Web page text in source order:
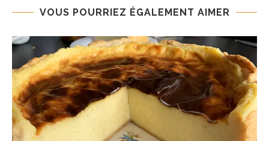
VOUS POURRIEZ ÉGALEMENT AIMER